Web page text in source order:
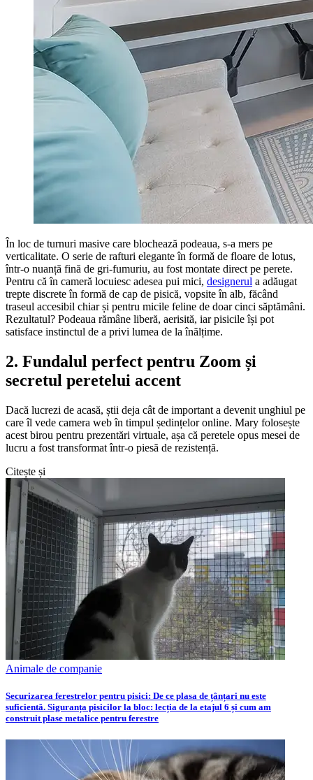
În loc de turnuri masive care blochează podeaua, s-a mers pe
verticalitate. O serie de rafturi elegante în formă de floare de lotus,
într-o nuanță fină de gri-fumuriu, au fost montate direct pe perete.
Pentru că în cameră locuiesc adesea pui mici, designerul a adăugat
trepte discrete în formă de cap de pisică, vopsite în alb, făcând
traseul accesibil chiar și pentru micile feline de doar cinci săptămâni.
Rezultatul? Podeaua rămâne liberă, aerisită, iar pisicile își pot
satisface instinctul de a privi lumea de la înălțime.
2. Fundalul perfect pentru Zoom și
secretul peretelui accent
Dacă lucrezi de acasă, știi deja cât de important a devenit unghiul pe
care îl vede camera web în timpul ședințelor online. Mary folosește
acest birou pentru prezentări virtuale, așa că peretele opus mesei de
lucru a fost transformat într-o piesă de rezistență.
Citește și
Animale de companie
Securizarea ferestrelor pentru pisici: De ce plasa de țânțari nu este
suficientă. Siguranța pisicilor la bloc: lecția de la etajul 6 și cum am
construit plase metalice pentru ferestre